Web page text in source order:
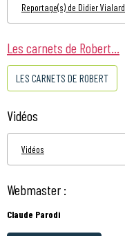
Reportage(s) de Didier Vialard
Les carnets de Robert...
LES CARNETS DE ROBERT
Vidéos
Vidéos
Webmaster :
Claude Parodi